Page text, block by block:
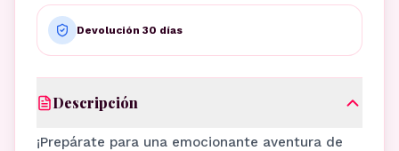
Devolución 30 días
Descripción
¡Prepárate para una emocionante aventura de